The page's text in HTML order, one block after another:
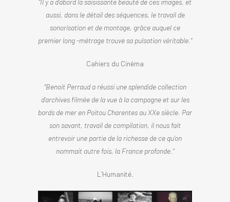
aussi, dans le détail des séquences, le travail de
sonorisation et de montage, grâce auquel ce
premier long -métrage trouve sa pulsation véritable.”
Cahiers du Cinéma
“Benoit Perraud a réussi une splendide collection
d’archives filmée de la vue à la campagne et sur les
bords de mer en Poitou Charentes au XXe siècle. Par
son savant, travail de compilation, il nous fait
entrevoir une partie de la richesse de ce qu’on
nommait autre fois, la France profonde.”
L’Humanité.